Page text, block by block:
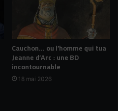
Cauchon… ou l’homme qui tua
Jeanne d’Arc : une BD
incontournable
18 mai 2026